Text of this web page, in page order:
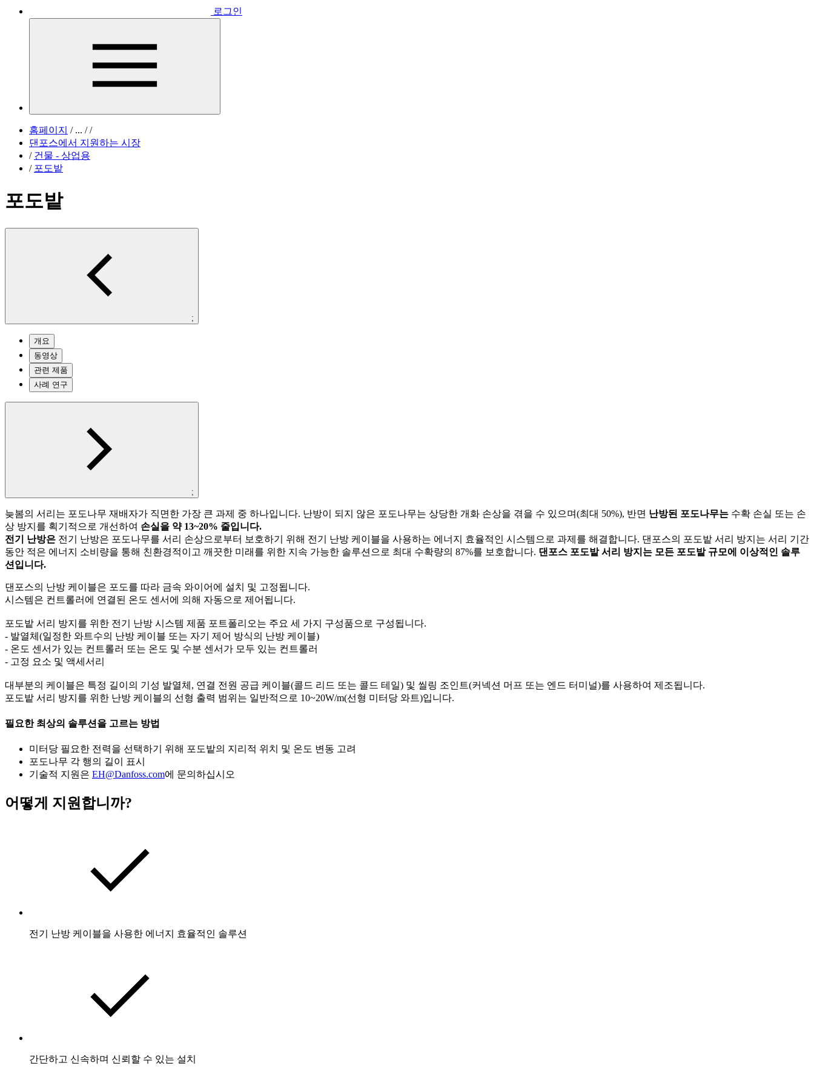
로그인
홈페이지 /... / /
댄포스에서 지원하는 시장
/ 건물 - 상업용
/ 포도밭
포도밭
;
개요
동영상
관련 제품
사례 연구
;
늦봄의 서리는 포도나무 재배자가 직면한 가장 큰 과제 중 하나입니다. 난방이 되지 않은 포도나무는 상당한 개화 손상을 겪을 수 있으며(최대 50%), 반면 난방된 포도나무는 수확 손실 또는 손
상 방지를 획기적으로 개선하여 손실을 약 13~20% 줄입니다.
전기 난방은 전기 난방은 포도나무를 서리 손상으로부터 보호하기 위해 전기 난방 케이블을 사용하는 에너지 효율적인 시스템으로 과제를 해결합니다. 댄포스의 포도밭 서리 방지는 서리 기간
동안 적은 에너지 소비량을 통해 친환경적이고 깨끗한 미래를 위한 지속 가능한 솔루션으로 최대 수확량의 87%를 보호합니다. 댄포스 포도밭 서리 방지는 모든 포도밭 규모에 이상적인 솔루
션입니다.
댄포스의 난방 케이블은 포도를 따라 금속 와이어에 설치 및 고정됩니다. ​
시스템은 컨트롤러에 연결된 온도 센서에 의해 자동으로 제어됩니다.​
포도밭 서리 방지를 위한 전기 난방 시스템 제품 포트폴리오는 주요 세 가지 구성품으로 구성됩니다.
- 발열체(일정한 와트수의 난방 케이블 또는 자기 제어 방식의 난방 케이블)​
- 온도 센서가 있는 컨트롤러 또는 온도 및 수분 센서가 모두 있는 컨트롤러​
- 고정 요소 및 액세서리​
대부분의 케이블은 특정 길이의 기성 발열체, 연결 전원 공급 케이블(콜드 리드 또는 콜드 테일) 및 씰링 조인트(커넥션 머프 또는 엔드 터미널)를 사용하여 제조됩니다.​
포도밭 서리 방지를 위한 난방 케이블의 선형 출력 범위는 일반적으로 10~20W/m(선형 미터당 와트)입니다.​
필요한 최상의 솔루션을 고르는 방법
미터당 필요한 전력을 선택하기 위해 포도밭의 지리적 위치 및 온도 변동 고려
포도나무 각 행의 길이 표시​
기술적 지원은 EH@Danfoss.com에 문의하십시오
어떻게 지원합니까?
전기 난방 케이블을 사용한 에너지 효율적인 솔루션​
간단하고 신속하며 신뢰할 수 있는 설치​